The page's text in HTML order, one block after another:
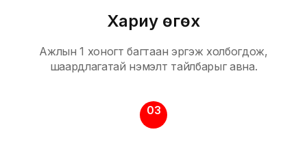
Хариу өгөх
Ажлын 1 хоногт багтаан эргэж холбогдож,
шаардлагатай нэмэлт тайлбарыг авна.
03